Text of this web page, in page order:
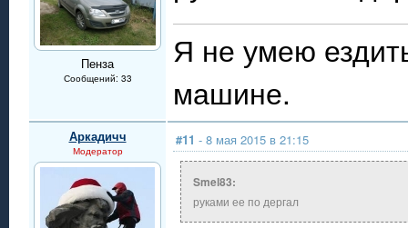
Пенза
Сообщений: 33
Я не умею
машине.
Аркадичч
Модератор
#11 - 8 мая 2015 в 21:15
Smel83:
руками ее по дергал